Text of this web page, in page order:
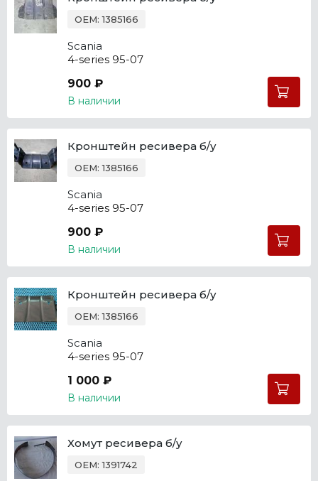
OEM: 1385166
Scania
4-series 95-07
900 ₽
В наличии
Кронштейн ресивера б/у
OEM: 1385166
Scania
4-series 95-07
900 ₽
В наличии
Кронштейн ресивера б/у
OEM: 1385166
Scania
4-series 95-07
1 000 ₽
В наличии
Хомут ресивера б/у
OEM: 1391742